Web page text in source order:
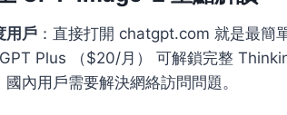
用戶 ：直接打開 chatgpt.com 就是最簡
Plus （$20/月） 可解鎖完整
內用戶需要解決網絡訪問問題。